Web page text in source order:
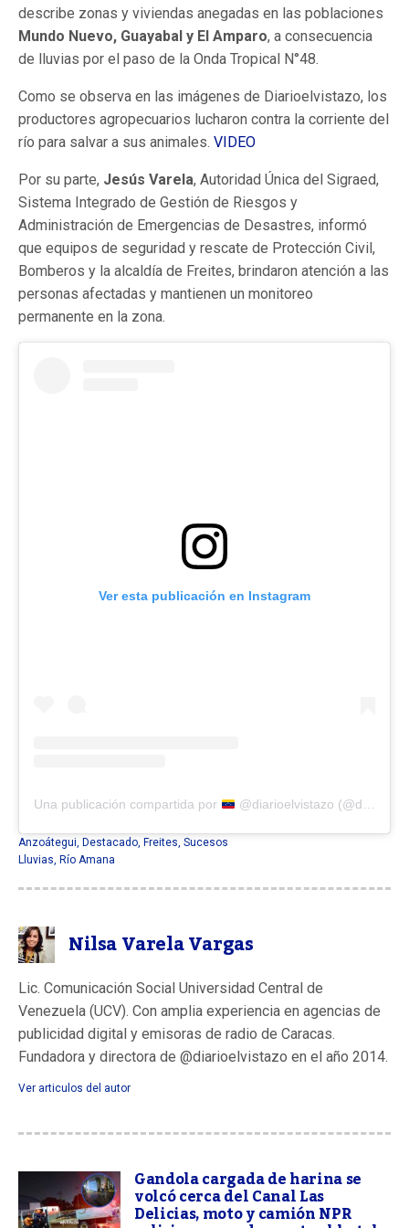
describe zonas y viviendas anegadas en las poblaciones
Mundo Nuevo, Guayabal y El Amparo, a consecuencia
de lluvias por el paso de la Onda Tropical N°48.
Como se observa en las imágenes de Diarioelvistazo, los
productores agropecuarios lucharon contra la corriente del
río para salvar a sus animales. VIDEO
Por su parte, Jesús Varela, Autoridad Única del Sigraed,
Sistema Integrado de Gestión de Riesgos y
Administración de Emergencias de Desastres, informó
que equipos de seguridad y rescate de Protección Civil,
Bomberos y la alcaldía de Freites, brindaron atención a las
personas afectadas y mantienen un monitoreo
permanente en la zona.
Ver esta publicación en Instagram
Una publicación compartida por @diarioelvistazo (@diarioelvistazo)
Anzoátegui, Destacado, Freites, Sucesos
Lluvias, Río Amana
Nilsa Varela Vargas
Lic. Comunicación Social Universidad Central de
Venezuela (UCV). Con amplia experiencia en agencias de
publicidad digital y emisoras de radio de Caracas.
Fundadora y directora de @diarioelvistazo en el año 2014.
Ver articulos del autor
Gandola cargada de harina se
volcó cerca del Canal Las
Delicias, moto y camión NPR